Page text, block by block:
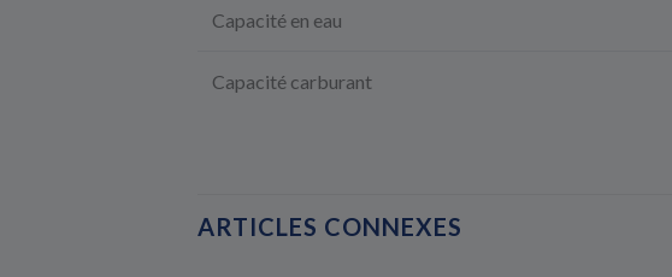
Capacité en eau
Capacité carburant
ARTICLES CONNEXES